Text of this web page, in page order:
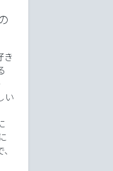
き
い